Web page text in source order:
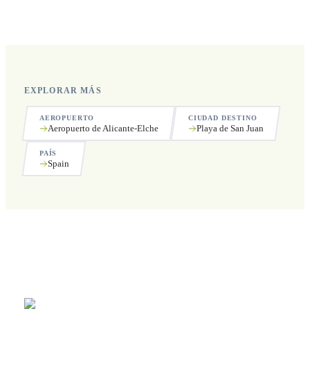
EXPLORAR MÁS
AEROPUERTO
Aeropuerto de Alicante-Elche
CIUDAD DESTINO
Playa de San Juan
PAÍS
Spain